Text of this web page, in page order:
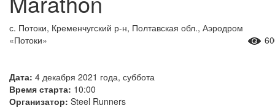
с. Потоки, Кременчугский р-н, Полтавская обл., Аэродром
«Потоки»
Дата: 4 декабря 2021 года, суббота
Время старта: 10:00
Организатор: Steel Runners